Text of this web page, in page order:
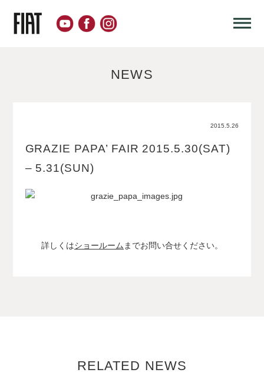
NEWS
2015.5.26
GRAZIE PAPA’ FAIR 2015.5.30(SAT)
– 5.31(SUN)
詳しくはショールーム までお問い合せください。
RELATED NEWS